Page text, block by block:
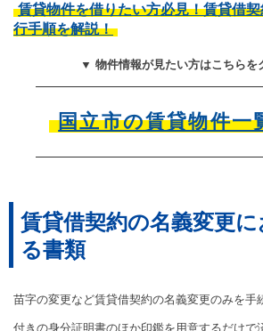
賃貸物件を借りたい方必見！賃貸借
行手順を解説！
▼ 物件情報が見たい方はこちらを
国立市の賃貸物件一
賃貸借契約の名義変更
る書類
苗字の変更など賃貸借契約の名義変更のみを手
付きの身分証明書のほか印鑑を用意するだけで